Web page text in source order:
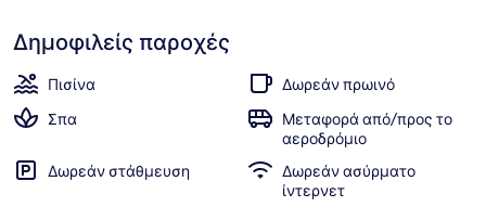
τα
αγαπημένα
των
ί
β
θ
μ
Δημοφιλείς παροχές
Πισίνα
Δωρεάν πρωινό
Σπα
Μεταφορά από/προς το
αεροδρόμιο
Δωρεάν στάθμευση
Δωρεάν ασύρματο
ίντερνετ